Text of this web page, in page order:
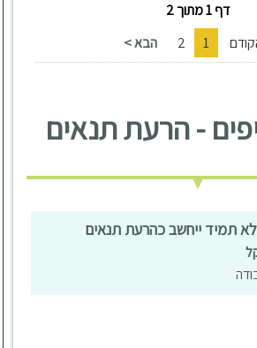
דף 1 מתוך 2
1
2 הבא >
- הרעת תנאים
תמיד ייחשב כהרעת תנאים